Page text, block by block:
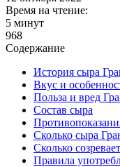
Время на чтение:
5 минут
968
Содержание
История сыра
Вкус и
Польза и вред
Состав сыра
Сколько сыра
Сколько
Правила